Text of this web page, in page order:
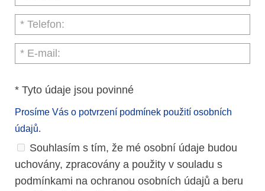
* Tyto údaje jsou povinné
Prosíme Vás o potvrzení podmínek použití osobních
údajů.
Souhlasím s tím, že mé osobní údaje budou
uchovány, zpracovány a použity v souladu s
podmínkami na ochranou osobních údajů a beru